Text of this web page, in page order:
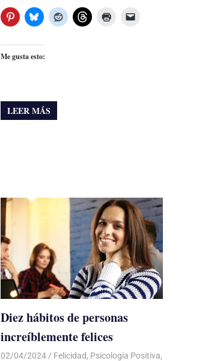
Me gusta esto:
LEER MÁS
Diez hábitos de personas
increíblemente felices
02/04/2024 De todo un Poco
Felicidad, Psicologia Positiva,